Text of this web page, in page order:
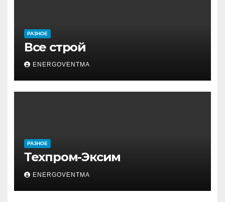
РАЗНОЕ
Все строй
ENERGOVENTMA
РАЗНОЕ
Техпром-Эксим
ENERGOVENTMA